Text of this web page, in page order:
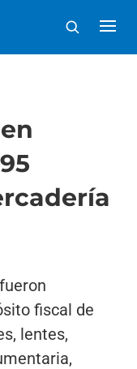
fiscal de
lentes,